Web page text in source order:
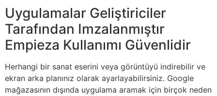
Uygulamalar Geliştiriciler
Tarafından Imzalanmıştır
Empieza Kullanımı Güvenlidir
Herhangi bir sanat eserini veya görüntüyü indirebilir ve
ekran arka planınız olarak ayarlayabilirsiniz. Google
mağazasının dışında uygulama aramak için birçok neden